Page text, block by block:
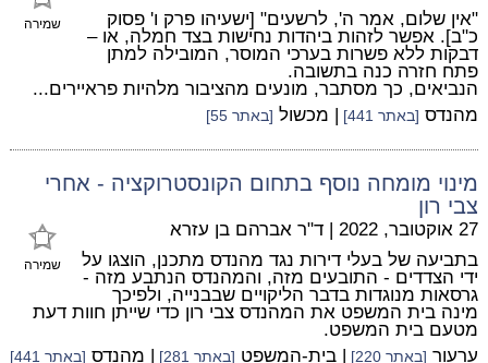
שמירה
"אין שלום, אמר ה', לרשעים" [ישעיהו פרק ו' פסוק
כ"ב]. אפשר לזהות ביהדות נחישות בצד חמלה, או –
דבקות ללא פשרות בערכי המוסר, המובילה למתן
פתח חזרה כנה בתשובה.
הנביאים, כך מסתבר, מונעים מהציבור מלהיות פראיירים...
מהנדס [באתר 441] | מכשול [באתר 55]
מינוי מומחה נוסף בתחום הקונסטרוקציה - אחרי
צבי רון
שמירה
27 אוקטובר, 2022 | ד"ר אברהם בן עזרא
בתביעה של בעלי דירות נגד מהנדס מתכנן, הוצגו על
ידי הצדדים - התובעים מזה, והמהנדס הנתבע מזה -
גרסאות מנוגדות בדבר הליקויים שבבנייה, ולפיכך
מינה בית המשפט את המהנדס צבי רון כדי שייתן חוות דעת
מטעם בית המשפט.
ערעור [באתר 220] | בית-המשפט [באתר 281] | מהנדס [באתר 441]